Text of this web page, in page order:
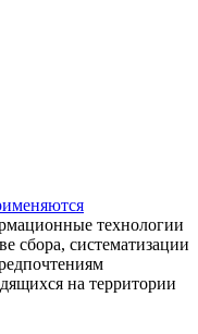
технологии
сбора, систематизации
на территории